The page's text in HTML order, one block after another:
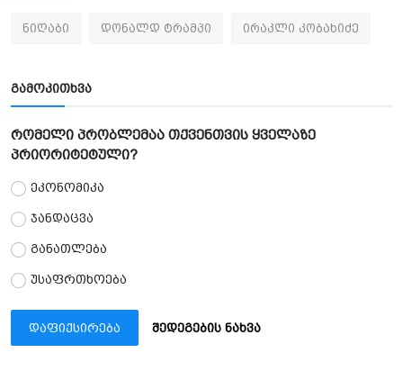
ნიღაბი დონალდ ტრამპი ირაკლი კობახიძე
გამოკითხვა
რომელი პრობლემაა თქვენთვის ყველაზე
პრიორიტეტული?
ეკონომიკა
ჯანდაცვა
განათლება
უსაფრთხოება
დაფიქსირება შედეგების ნახვა